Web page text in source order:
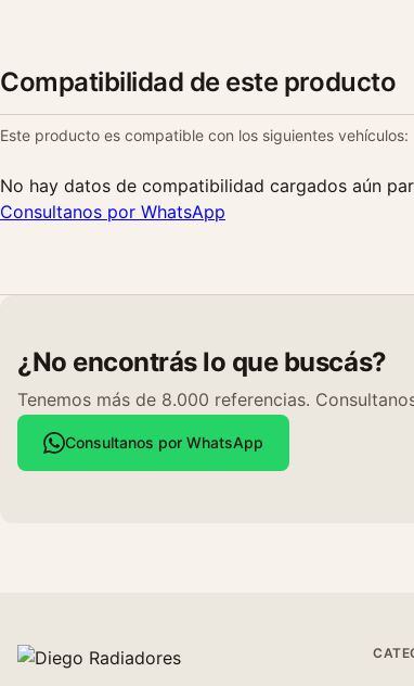
Compatibilidad de este producto
Este producto es compatible con los siguientes vehículos:
No hay datos de compatibilidad cargados aún
Consultanos por WhatsApp
¿No encontrás lo que buscás?
Tenemos más de 8.000 referencias.
Consultanos por WhatsApp